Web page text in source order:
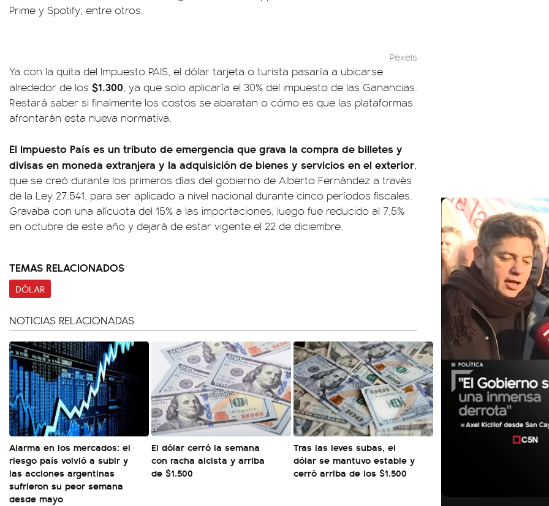
Prime y Spotify; entre otros.
Pexels
Ya con la quita del Impuesto PAIS, el dólar tarjeta o turista pasaría a ubicarse
alrededor de los $1.300, ya que solo aplicaría el 30% del impuesto de las Ganancias.
Restará saber si finalmente los costos se abaratan o cómo es que las plataformas
afrontarán esta nueva normativa.
El Impuesto País es un tributo de emergencia que grava la compra de billetes y
divisas en moneda extranjera y la adquisición de bienes y servicios en el exterior,
que se creó durante los primeros días del gobierno de Alberto Fernández a través
de la Ley 27.541, para ser aplicado a nivel nacional durante cinco períodos fiscales.
Gravaba con una alícuota del 15% a las importaciones, luego fue reducido al 7,5%
en octubre de este año y dejará de estar vigente el 22 de diciembre.
TEMAS RELACIONADOS
DÓLAR
NOTICIAS RELACIONADAS
Alarma en los mercados: el
riesgo país volvió a subir y
las acciones argentinas
sufrieron su peor semana
desde mayo
El dólar cerró la semana
con racha alcista y arriba
de $1.500
Tras las leves subas, el
dólar se mantuvo estable y
cerró arriba de los $1.500